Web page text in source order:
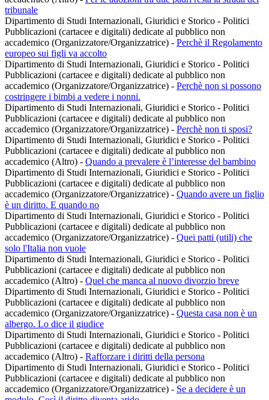
tribunale
Dipartimento di Studi Internazionali, Giuridici e Storico - Politici
Pubblicazioni (cartacee e digitali) dedicate al pubblico non
accademico (Organizzatore/Organizzatrice) - Perchè il Regolamento
europeo sui figli va accolto
Dipartimento di Studi Internazionali, Giuridici e Storico - Politici
Pubblicazioni (cartacee e digitali) dedicate al pubblico non
accademico (Organizzatore/Organizzatrice) - Perchè non si possono
costringere i bimbi a vedere i nonni.
Dipartimento di Studi Internazionali, Giuridici e Storico - Politici
Pubblicazioni (cartacee e digitali) dedicate al pubblico non
accademico (Organizzatore/Organizzatrice) - Perchè non ti sposi?
Dipartimento di Studi Internazionali, Giuridici e Storico - Politici
Pubblicazioni (cartacee e digitali) dedicate al pubblico non
accademico (Altro) - Quando a prevalere è l’interesse del bambino
Dipartimento di Studi Internazionali, Giuridici e Storico - Politici
Pubblicazioni (cartacee e digitali) dedicate al pubblico non
accademico (Organizzatore/Organizzatrice) - Quando avere un figlio
è un diritto. E quando no
Dipartimento di Studi Internazionali, Giuridici e Storico - Politici
Pubblicazioni (cartacee e digitali) dedicate al pubblico non
accademico (Organizzatore/Organizzatrice) - Quei patti (utili) che
solo l'Italia non vuole
Dipartimento di Studi Internazionali, Giuridici e Storico - Politici
Pubblicazioni (cartacee e digitali) dedicate al pubblico non
accademico (Altro) - Quel che manca al nuovo divorzio breve
Dipartimento di Studi Internazionali, Giuridici e Storico - Politici
Pubblicazioni (cartacee e digitali) dedicate al pubblico non
accademico (Organizzatore/Organizzatrice) - Questa casa non è un
albergo. Lo dice il giudice
Dipartimento di Studi Internazionali, Giuridici e Storico - Politici
Pubblicazioni (cartacee e digitali) dedicate al pubblico non
accademico (Altro) - Rafforzare i diritti della persona
Dipartimento di Studi Internazionali, Giuridici e Storico - Politici
Pubblicazioni (cartacee e digitali) dedicate al pubblico non
accademico (Organizzatore/Organizzatrice) - Se a decidere è un